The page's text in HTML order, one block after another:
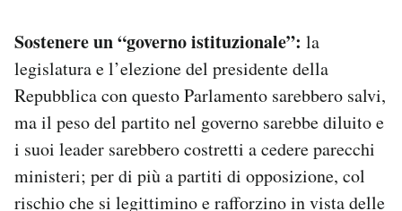
Sostenere un “governo istituzionale”: la
legislatura e l’elezione del presidente della
Repubblica con questo Parlamento sarebbero salvi,
ma il peso del partito nel governo sarebbe diluito e
i suoi leader sarebbero costretti a cedere parecchi
ministeri; per di più a partiti di opposizione, col
rischio che si legittimino e rafforzino in vista delle